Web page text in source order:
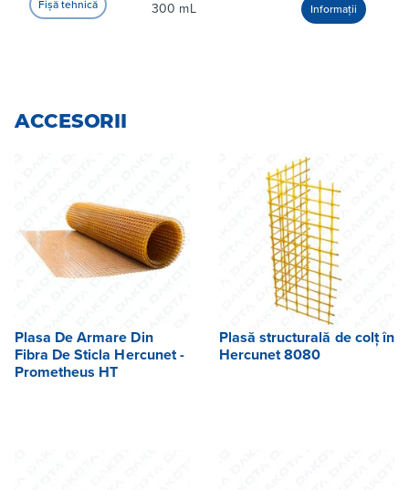
- Fixări pe beton (tensionat și comprimat), structuri de
- Conexiuni post-instalate de bare de aderență
Produsul poate fi utilizat în beton uscat, umed și
inundat (bare filetate numai în găuri inundate).
300 mL
ACCESORII
Plasa De Armare Din
Fibra De Sticla Hercunet -
Prometheus HT
Plasă structurală de colț în
Hercunet 8080